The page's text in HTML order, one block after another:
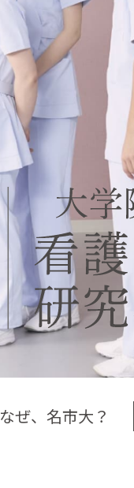
なぜ、名市大？